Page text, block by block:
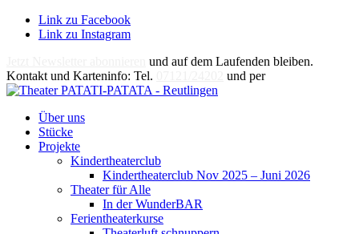
Link zu Facebook
Link zu Instagram
und auf dem Laufenden bleiben.
Kontakt und Karteninfo: Tel.
und per
Über uns
Stücke
Projekte
Kindertheaterclub
Kindertheaterclub Nov 2025 – Juni 2026
Theater für Alle
In der WunderBAR
Ferientheaterkurse